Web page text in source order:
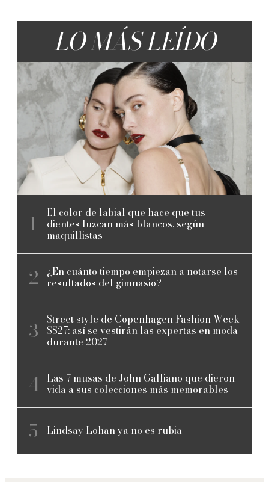
LO MÁS LEÍDO
El color de labial que hace que tus
dientes luzcan más blancos, según
maquillistas
¿En cuánto tiempo empiezan a notarse los
resultados del gimnasio?
Street style de Copenhagen Fashion Week
SS27: así se vestirán las expertas en moda
durante 2027
Las 7 musas de John Galliano que dieron
vida a sus colecciones más memorables
Lindsay Lohan ya no es rubia